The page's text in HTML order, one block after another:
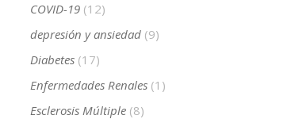
COVID-19(12)
depresión y ansiedad(9)
Diabetes(17)
Enfermedades Renales(1)
Esclerosis Múltiple(8)